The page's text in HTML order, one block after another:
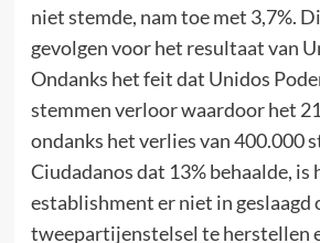
niet stemde, nam toe met 3,7%.
gevolgen voor het resultaat van
Ondanks het feit dat Unidos
stemmen verloor waardoor het
ondanks het verlies van 400.000
Ciudadanos dat 13% behaalde, is
establishment er niet in geslaagd
tweepartijenstelsel te herstellen